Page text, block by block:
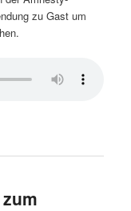
zu Gast um